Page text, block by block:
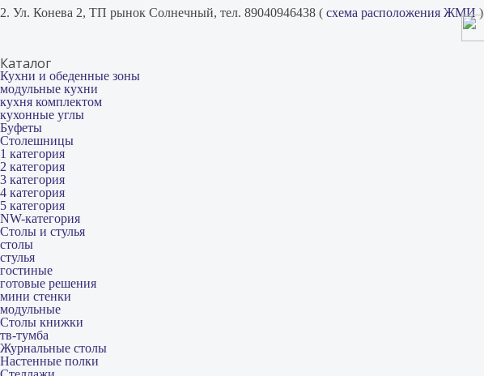
2. Ул. Конева 2, ТП рынок Солнечный, тел. 89040946438 ( схема расположения ЖМИ)
Каталог
Кухни и обеденные зоны
модульные кухни
кухня комплектом
кухонные углы
Буфеты
Столешницы
1 категория
2 категория
3 категория
4 категория
5 категория
NW-категория
Столы и стулья
столы
стулья
гостиные
готовые решения
мини стенки
модульные
Столы книжки
тв-тумба
Журнальные столы
Настенные полки